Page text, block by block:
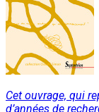
Cet ouvrage, qui
d’années de